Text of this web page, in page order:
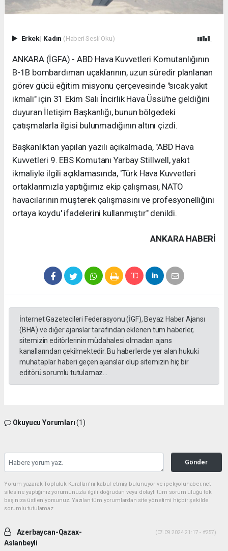
Erkek| Kadın (Haberi Sesli Oku)
ANKARA (İGFA) - ABD Hava Kuvvetleri Komutanlığının
B-1B bombardıman uçaklarının, uzun süredir planlanan
görev gücü eğitim misyonu çerçevesinde "sıcak yakıt
ikmali" için 31 Ekim Salı İncirlik Hava Üssü'ne geldiğini
duyuran İletişim Başkanlığı, bunun bölgedeki
çatışmalarla ilgisi bulunmadığının altını çizdi.
Başkanlıktan yapılan yazılı açıkalmada, "ABD Hava
Kuvvetleri 9. EBS Komutanı Yarbay Stillwell, yakıt
ikmaliyle ilgili açıklamasında, 'Türk Hava Kuvvetleri
ortaklarımızla yaptığımız ekip çalışması, NATO
havacılarının müşterek çalışmasını ve profesyonelliğini
ortaya koydu' ifadelerini kullanmıştır" denildi.
ANKARA HABERİ
İnternet Gazetecileri Federasyonu (İGF), Beyaz Haber Ajansı
(BHA) ve diğer ajanslar tarafından eklenen tüm haberler,
sitemizin editörlerinin müdahalesi olmadan ajans
kanallarından çekilmektedir. Bu haberlerde yer alan hukuki
muhataplar haberi geçen ajanslar olup sitemizin hiç bir
editörü sorumlu tutulamaz...
Okuyucu Yorumları(1)
Gönder
Yorum yazarak Topluluk Kuralları’nı kabul etmiş bulunuyor ve ipekyoluhaber.net
sitesine yaptığınız yorumunuzla ilgili doğrudan veya dolaylı tüm sorumluluğu tek
başınıza üstleniyorsunuz. Yazılan tüm yorumlardan site yönetimi hiçbir şekilde
sorumlu tutulamaz.
Azerbaycan-Qazax-
Aslanbeyli
(07.09.2024 21:17 - #257)